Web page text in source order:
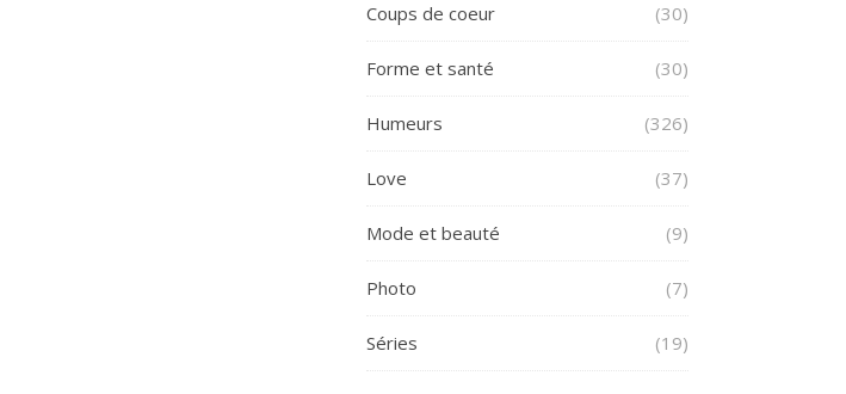
Coups de coeur (30)
Forme et santé (30)
Humeurs (326)
Love (37)
Mode et beauté (9)
Photo (7)
Séries (19)